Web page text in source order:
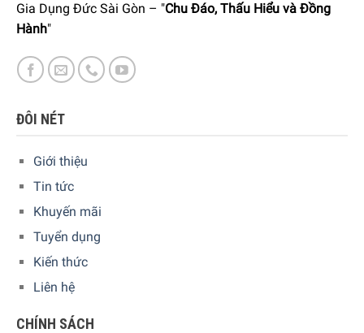
Gia Dụng Đức Sài Gòn – "Chu Đáo, Thấu Hiểu và Đồng
Hành"
ĐÔI NÉT
Giới thiệu
Tin tức
Khuyến mãi
Tuyển dụng
Kiến thức
Liên hệ
CHÍNH SÁCH